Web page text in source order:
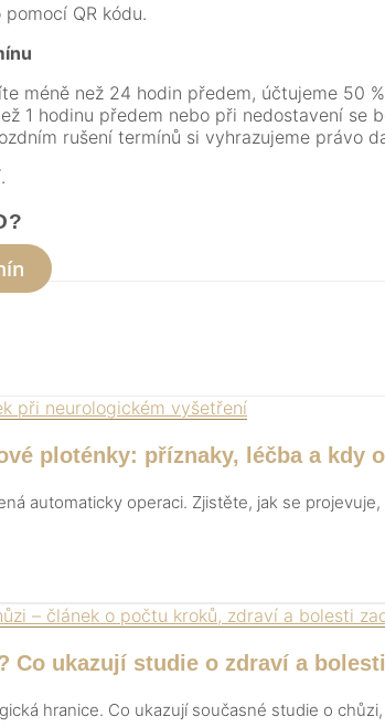
QR kódu.
méně než 24 hodin předem, účtujeme 50
1 hodinu předem nebo při nedostavení se
rušení termínů si vyhrazujeme právo
ploténky: příznaky, léčba a kdy
automaticky operaci. Zjistěte, jak se
Co ukazují studie o zdraví a
hranice. Co ukazují současné studie o